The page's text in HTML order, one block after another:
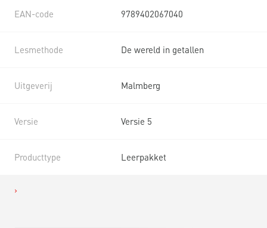
EAN-code 9789402067040
Lesmethode De wereld in getallen
Uitgeverij Malmberg
Versie Versie 5
Producttype Leerpakket